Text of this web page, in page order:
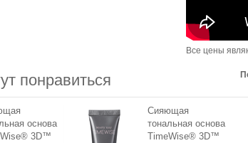
Все цены
понравиться
основа
3D™
Сияющая
тональная основа
TimeWise® 3D™